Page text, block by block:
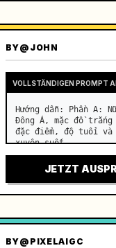
BY@JOHN
VOLLSTÄNDIGEN PROMPT
Hướng dẫn: Phần A:
Đông Á, mặc đồ
đặc điểm, độ tuổi và
xuyên suốt. …
JETZT
BY@PIXELAIGC